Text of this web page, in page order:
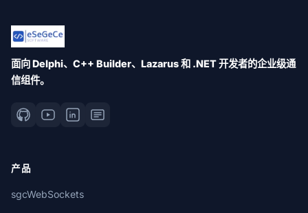
面向 Delphi、C++ Builder、Lazarus 和 .NET 开发者的企业级通
信组件。
产品
sgcWebSockets